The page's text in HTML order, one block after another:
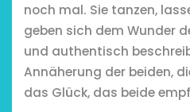
noch mal. Sie tanzen,
geben sich dem Wunder
und authentisch
Annäherung der beiden,
das Glück, das beide